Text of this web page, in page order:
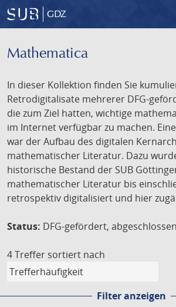
GDZ
Mathematica
In dieser Kollektion finden Sie
Retrodigitalisate mehrerer DFG-
die zum Ziel hatten, wichtige
im Internet verfügbar zu machen.
war der Aufbau des digitalen
mathematischer Literatur. Dazu
historische Bestand der SUB
mathematischer Literatur bis
retrospektiv digitalisiert und hier
Status: DFG-gefördert,
4 Treffer sortiert nach
Filter anzeigen